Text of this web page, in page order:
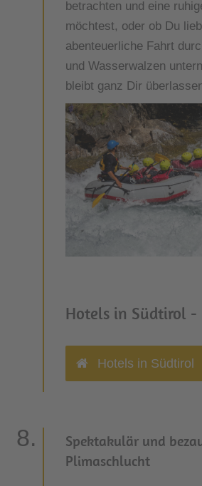
betrachten und eine
möchtest, oder ob Du
abenteuerliche Fahrt
und Wasserwalzen
bleibt ganz Dir
Hotels in Südtirol -
Hotels in Südtirol
Spektakulär und bezaubernd: die
Plimaschlucht